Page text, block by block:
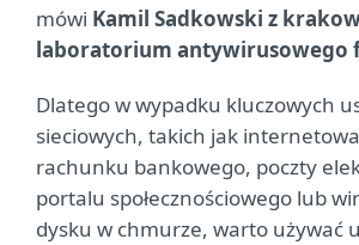
mówi Kamil Sadkowski z
laboratorium antywirusowego
Dlatego w wypadku kluczowych
sieciowych, takich jak
rachunku bankowego, poczty
portalu społecznościowego lub
dysku w chmurze, warto używać